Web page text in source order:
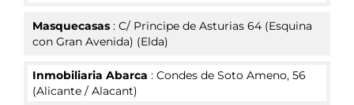
Masquecasas : C/ Principe de Asturias 64 (Esquina
con Gran Avenida) (Elda)
Inmobiliaria Abarca : Condes de Soto Ameno, 56
(Alicante / Alacant)